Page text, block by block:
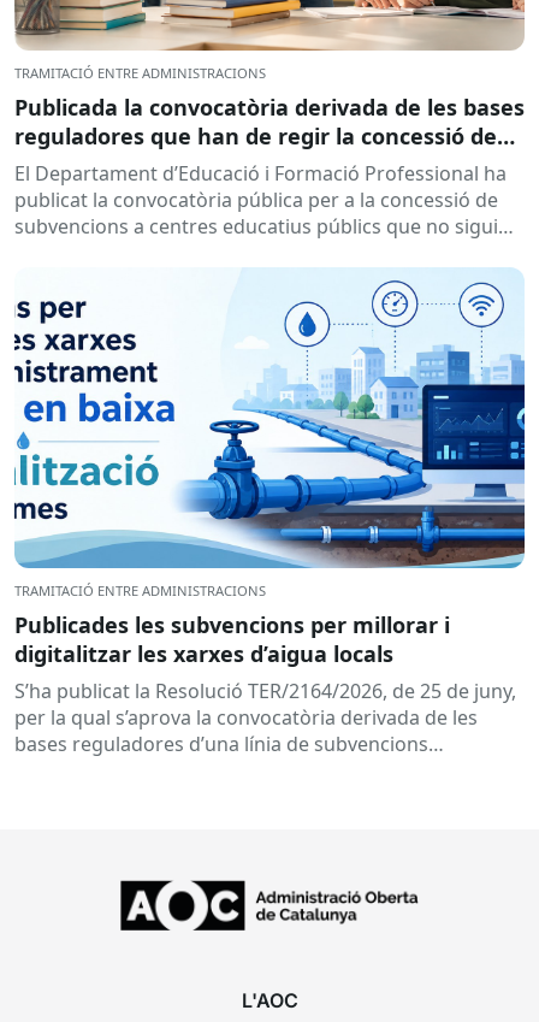
TRAMITACIÓ ENTRE ADMINISTRACIONS
Publicada la convocatòria derivada de les bases
reguladores que han de regir la concessió de
subvencions a centres educatius, per al
desenvolupament de programes de formació i
inserció, durant el curs 2026-2027
El Departament d’Educació i Formació Professional ha
publicat la convocatòria pública per a la concessió de
subvencions a centres educatius públics que no siguin
TRAMITACIÓ ENTRE ADMINISTRACIONS
Publicades les subvencions per millorar i
digitalitzar les xarxes d’aigua locals
S’ha publicat la Resolució TER/2164/2026, de 25 de juny,
per la qual s’aprova la convocatòria derivada de les
bases reguladores d’una línia de subvencions
L'AOC